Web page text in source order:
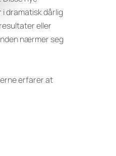
dramatisk dårlig
eller
nærmer seg
erfarer at